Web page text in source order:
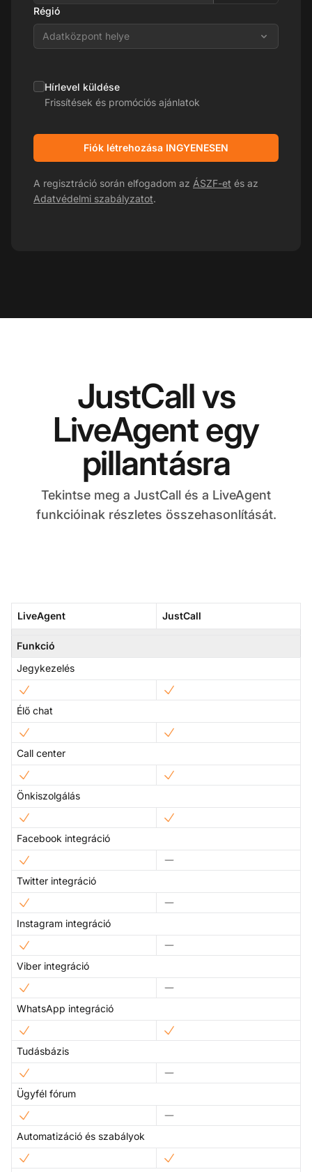
Régió
Adatközpont helye
Hírlevel küldése
Frissítések és promóciós ajánlatok
Fiók létrehozása INGYENESEN
A regisztráció során elfogadom az ÁSZF-et és az
Adatvédelmi szabályzatot.
JustCall vs
LiveAgent egy
pillantásra
Tekintse meg a JustCall és a LiveAgent
funkcióinak részletes összehasonlítását.
LiveAgent JustCall
Funkció
Jegykezelés
Élő chat
Call center
Önkiszolgálás
Facebook integráció
Twitter integráció
Instagram integráció
Viber integráció
WhatsApp integráció
Tudásbázis
Ügyfél fórum
Automatizáció és szabályok